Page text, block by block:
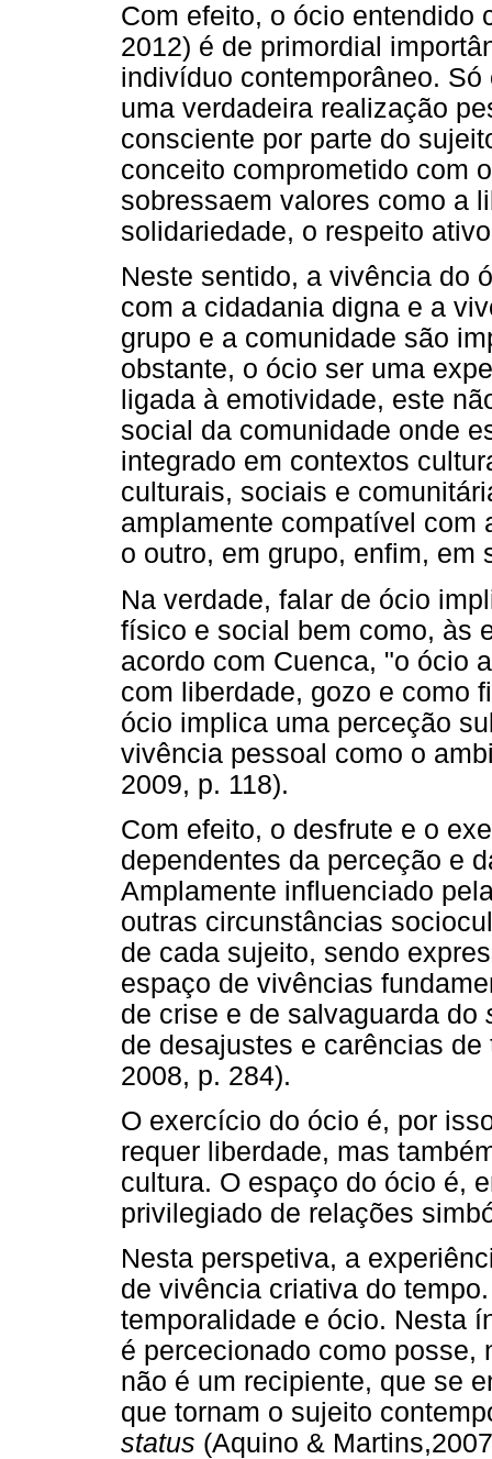
Com efeito, o ócio entendido
2012) é de primordial
indivíduo contemporâneo.
uma verdadeira realização
consciente por parte do
conceito comprometido com
sobressaem valores como a
solidariedade, o respeito
Neste sentido, a vivência do
com a cidadania digna e a
grupo e a comunidade são
obstante, o ócio ser uma
ligada à emotividade, este
social da comunidade onde
integrado em contextos
culturais, sociais e
amplamente compatível com
o outro, em grupo, enfim, em
Na verdade, falar de ócio
físico e social bem como, às
acordo com Cuenca, "o ócio
com liberdade, gozo e como
ócio implica uma perceção
vivência pessoal como o
2009, p. 118).
Com efeito, o desfrute e o
dependentes da perceção e
Amplamente influenciado
outras circunstâncias
de cada sujeito, sendo
espaço de vivências
de crise e de salvaguarda do
de desajustes e carências
2008, p. 284).
O exercício do ócio é, por
requer liberdade, mas
cultura. O espaço do ócio é,
privilegiado de relações
Nesta perspetiva, a
de vivência criativa do
temporalidade e ócio. Nesta
é percecionado como posse,
não é um recipiente, que se
que tornam o sujeito
status (Aquino &